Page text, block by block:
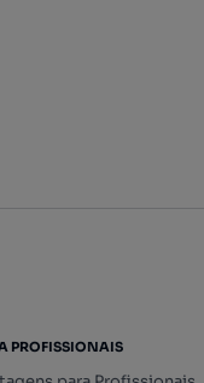
PROFISSIONAIS